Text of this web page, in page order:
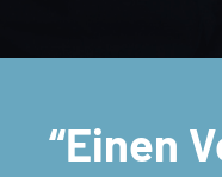
“Einen